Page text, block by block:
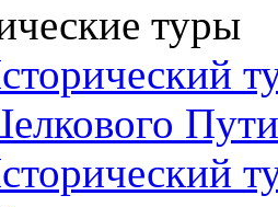
туры